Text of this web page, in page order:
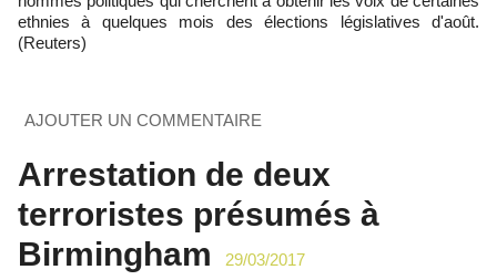
ethnies à quelques mois des élections législatives d'août.
(Reuters)
AJOUTER UN COMMENTAIRE
Arrestation de deux
terroristes présumés à
Birmingham
29/03/2017